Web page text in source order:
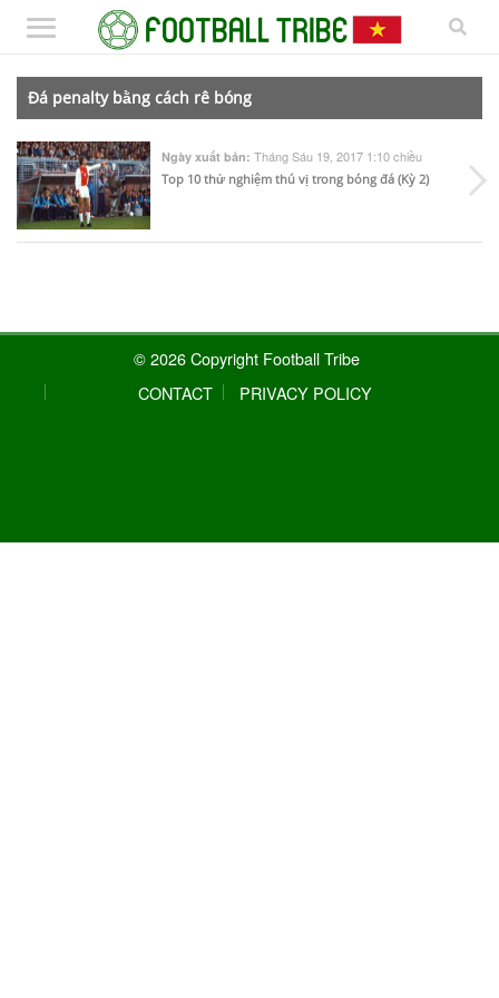
Đá penalty bằng cách rê bóng
Ngày xuất bản: Tháng Sáu 19, 2017 1:10 chiều
Top 10 thử nghiệm thú vị trong bóng đá (Kỳ 2)
© 2026 Copyright Football Tribe
CONTACT
PRIVACY POLICY